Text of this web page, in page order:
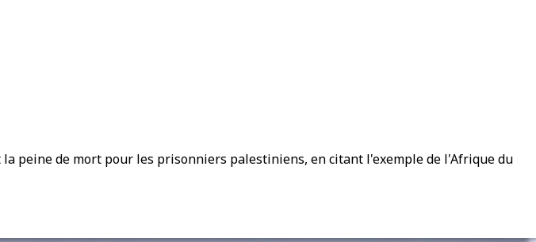
peine de mort pour les prisonniers palestiniens, en citant l'exemple de l'Afrique du